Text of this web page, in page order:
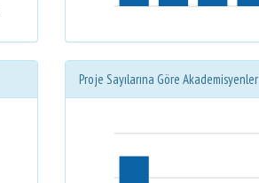
Proje Sayılarına Göre Akademisyenler